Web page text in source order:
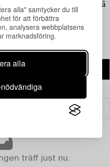
alla" samtycker du till
för att förbättra
analysera webbplatsens
marknadsföring.
alla
banbrytande glaskonst på
hantverk.
träff just nu.